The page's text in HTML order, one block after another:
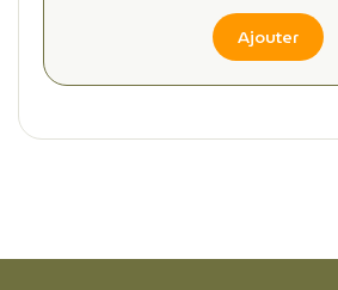
Ajouter